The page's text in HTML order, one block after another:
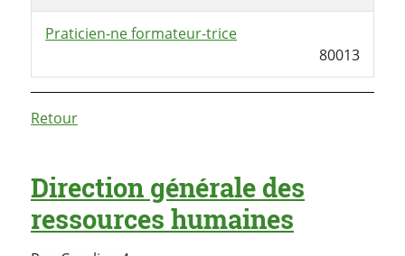
Praticien-ne formateur-trice
80013
Retour
Direction générale des
ressources humaines